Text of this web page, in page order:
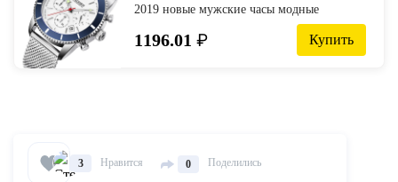
2019 новые мужские часы модные
кварцевые мужские s часы лучший бренд
Роскошные армейские спортивные часы
1196.01 ₽ Купить
3 Нравится 0 Поделились